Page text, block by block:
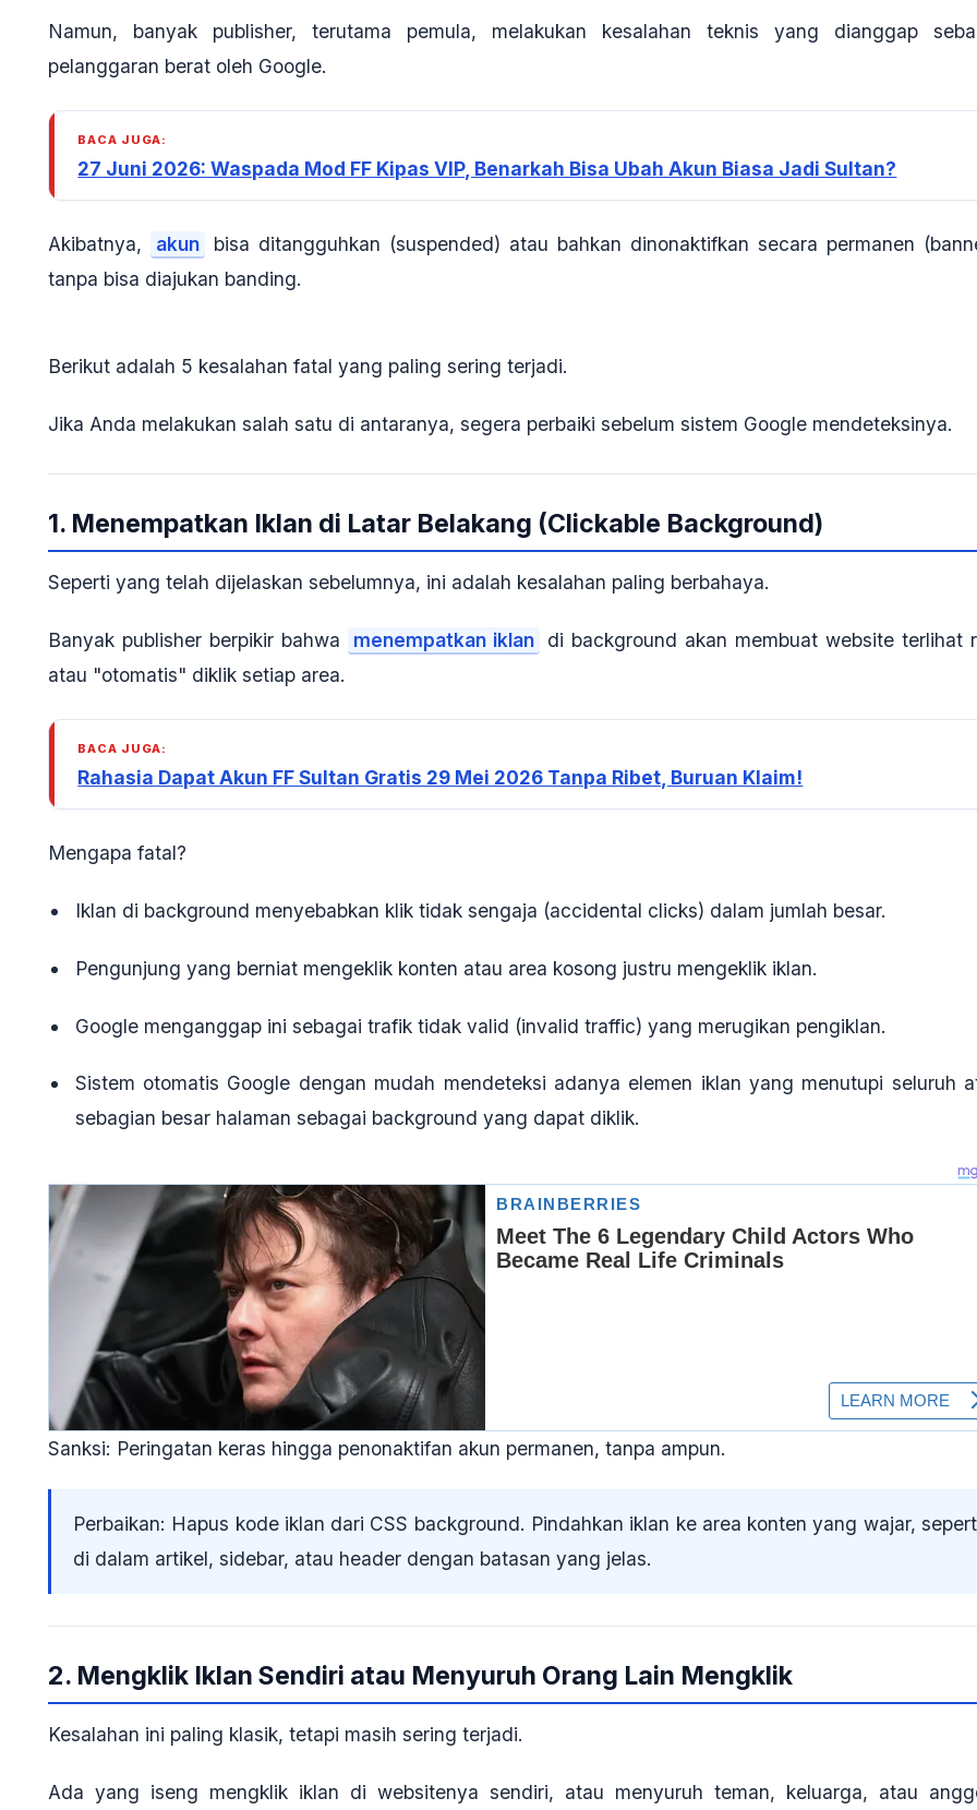
Namun, banyak publisher, terutama pemula, melakukan kesalahan teknis yang dianggap
pelanggaran berat oleh Google.
BACA JUGA:
27 Juni 2026: Waspada Mod FF Kipas VIP, Benarkah Bisa Ubah Akun Biasa Jadi Sultan?
Akibatnya, akun
bisa ditangguhkan (suspended) atau bahkan dinonaktifkan secara permanen
tanpa bisa diajukan banding.
Berikut adalah 5 kesalahan fatal yang paling sering terjadi.
Jika Anda melakukan salah satu di antaranya, segera perbaiki sebelum sistem Google mendeteksinya.
1. Menempatkan Iklan di Latar Belakang (Clickable Background)
Seperti yang telah dijelaskan sebelumnya, ini adalah kesalahan paling berbahaya.
Banyak publisher berpikir bahwa menempatkan iklan
di background akan membuat website terlihat
atau "otomatis" diklik setiap area.
BACA JUGA:
Rahasia Dapat Akun FF Sultan Gratis 29 Mei 2026 Tanpa Ribet, Buruan Klaim!
Mengapa fatal?
Iklan di background menyebabkan klik tidak sengaja (accidental clicks) dalam jumlah besar.
Pengunjung yang berniat mengeklik konten atau area kosong justru mengeklik iklan.
Google menganggap ini sebagai trafik tidak valid (invalid traffic) yang merugikan pengiklan.
Sistem otomatis Google dengan mudah mendeteksi adanya elemen iklan yang menutupi seluruh
sebagian besar halaman sebagai background yang dapat diklik.
Sanksi: Peringatan keras hingga penonaktifan akun permanen, tanpa ampun.
Perbaikan: Hapus kode iklan dari CSS background. Pindahkan iklan ke area konten yang wajar,
di dalam artikel, sidebar, atau header dengan batasan yang jelas.
2. Mengklik Iklan Sendiri atau Menyuruh Orang Lain Mengklik
Kesalahan ini paling klasik, tetapi masih sering terjadi.
Ada yang iseng mengklik iklan di websitenya sendiri, atau menyuruh teman, keluarga, atau